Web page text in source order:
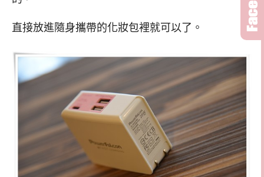
直接放進隨身攜帶的化妝包裡就可以了。